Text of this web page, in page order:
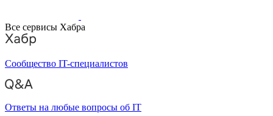
Все сервисы Хабра
Сообщество IT-специалистов
Ответы на любые вопросы об IT